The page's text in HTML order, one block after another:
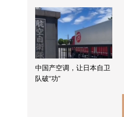
中国产空调，让日本自卫
队破“功”